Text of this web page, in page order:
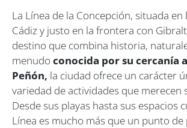
La Línea de la Concepción, situada
Cádiz y justo en la frontera con
destino que combina historia,
menudo conocida por su cercanía
Peñón, la ciudad ofrece un carácter
variedad de actividades que merecen
Desde sus playas hasta sus espacios
Línea es mucho más que un punto de